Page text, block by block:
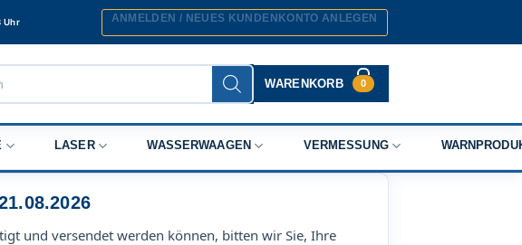
Uhr ANMELDEN / NEUES KUNDENKONTO ANLEGEN
WARENKORB 0
LASER WASSERWAAGEN VERMESSUNG
und versendet werden können, bitten wir Sie, Ihre